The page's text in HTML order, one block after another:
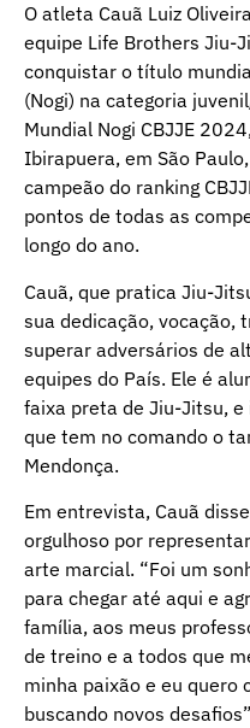
O atleta Cauã Luiz
equipe Life Brothers Jiu-
conquistar o título
(Nogi) na categoria
Mundial Nogi CBJJE
Ibirapuera, em São
campeão do ranking
pontos de todas as
longo do ano.
Cauã, que pratica Jiu-
sua dedicação, vocação,
superar adversários de
equipes do País. Ele é
faixa preta de Jiu-Jitsu,
que tem no comando o
Mendonça.
Em entrevista, Cauã
orgulhoso por
arte marcial. “Foi um
para chegar até aqui e
família, aos meus
de treino e a todos que
minha paixão e eu quero
buscando novos